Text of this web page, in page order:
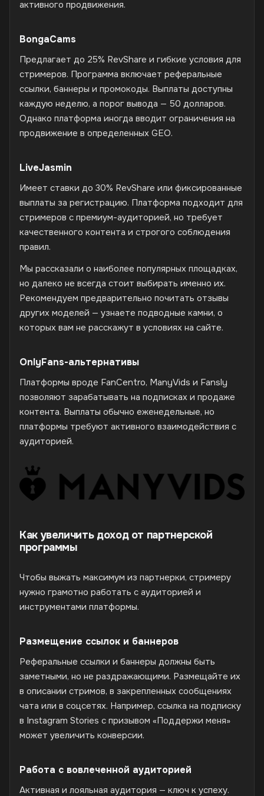
активного продвижения.
BongaCams
Предлагает до 25% RevShare и гибкие условия для
стримеров. Программа включает реферальные
ссылки, баннеры и промокоды. Выплаты доступны
каждую неделю, а порог вывода — 50 долларов.
Однако платформа иногда вводит ограничения на
продвижение в определенных GEO.
LiveJasmin
Имеет ставки до 30% RevShare или фиксированные
выплаты за регистрацию. Платформа подходит для
стримеров с премиум-аудиторией, но требует
качественного контента и строгого соблюдения
правил.
Мы рассказали о наиболее популярных площадках,
но далеко не всегда стоит выбирать именно их.
Рекомендуем предварительно почитать отзывы
других моделей — узнаете подводные камни, о
которых вам не расскажут в условиях на сайте.
OnlyFans-альтернативы
Платформы вроде FanCentro, ManyVids и Fansly
позволяют зарабатывать на подписках и продаже
контента. Выплаты обычно еженедельные, но
платформы требуют активного взаимодействия с
аудиторией.
Как увеличить доход от партнерской
программы
Чтобы выжать максимум из партнерки, стримеру
нужно грамотно работать с аудиторией и
инструментами платформы.
Размещение ссылок и баннеров
Реферальные ссылки и баннеры должны быть
заметными, но не раздражающими. Размещайте их
в описании стримов, в закрепленных сообщениях
чата или в соцсетях. Например, ссылка на подписку
в Instagram Stories с призывом «Поддержи меня»
может увеличить конверсии.
Работа с вовлеченной аудиторией
Активная и лояльная аудитория — ключ к успеху.